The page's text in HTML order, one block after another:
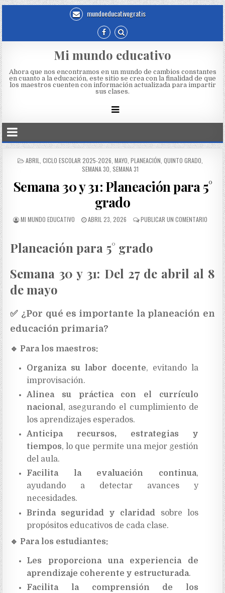
mundoeducativogratis
Mi mundo educativo
Ahora que nos encontramos en un mundo de cambios constantes
en cuanto a la educación, este sitio se crea con la finalidad de que
los maestros cuenten con información actualizada para impartir
sus clases.
ABRIL CICLO ESCOLAR 2025-2026 MAYO PLANEACIÓN QUINTO GRADO
SEMANA 30 SEMANA 31
Semana 30 y 31: Planeación para 5°
grado
MI MUNDO EDUCATIVO ABRIL 23, 2026 PUBLICAR UN COMENTARIO
Planeación para 5° grado
Semana 30 y 31: Del 27 de abril al 8
de mayo
✅ ¿Por qué es importante la planeación en
educación primaria?
🔹 Para los maestros:
Organiza su labor docente, evitando la
improvisación.
Alinea su práctica con el currículo
nacional, asegurando el cumplimiento de
los aprendizajes esperados.
Anticipa recursos, estrategias y
tiempos, lo que permite una mejor gestión
del aula.
Facilita la evaluación continua,
ayudando a detectar avances y
necesidades.
Brinda seguridad y claridad sobre los
propósitos educativos de cada clase.
🔹 Para los estudiantes:
Les proporciona una experiencia de
aprendizaje coherente y estructurada.
Facilita la comprensión de los